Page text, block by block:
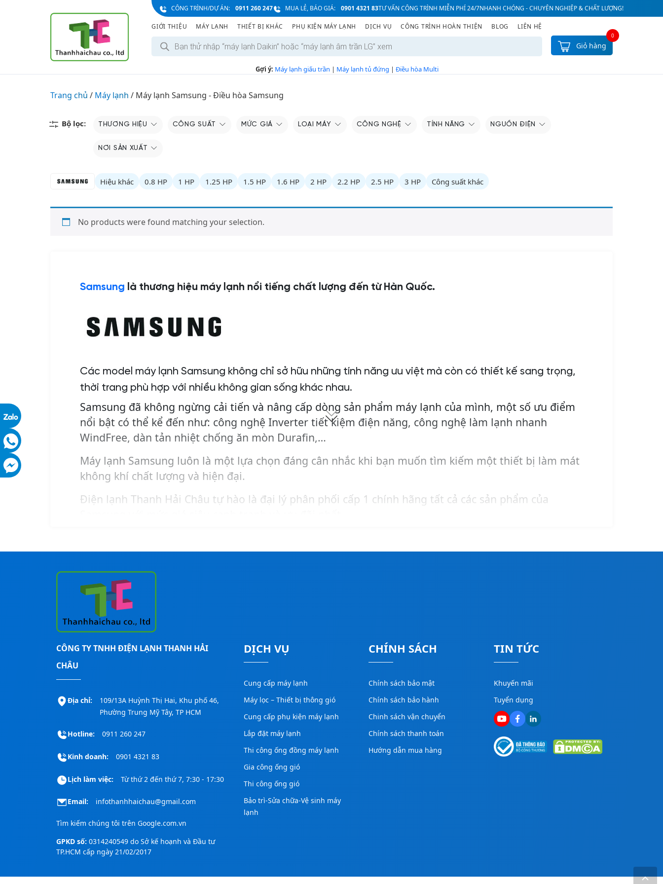
c
CÔNG TRÌNH/DỰ ÁN: 0911 260 247 MUA LẺ, BÁO GIÁ: 0901 4321 83TƯ VẤN CÔNG TRÌNH MIỄN PHÍ 24/7NHANH CHÓNG - CHUYÊN NGHIỆP & CHẤT LƯỢNG!
GIỚI THIỆU MÁY LẠNH THIẾT BỊ KHÁC PHỤ KIỆN MÁY LẠNH DỊCH VỤ CÔNG TRÌNH HOÀN THIỆN BLOG LIÊN HỆ
T
m
i
s
h
Gợi ý: Máy lạnh giấu trần | Máy lạnh tủ đứng | Điều hòa Multi
Giỏ hàng
0
Trang chủ / Máy lạnh / Máy lạnh Samsung - Điều hòa Samsung
Bộ lọc: THƯƠNG HIỆU CÔNG SUẤT MỨC GIÁ LOẠI MÁY CÔNG NGHỆ TÍNH NĂNG NGUỒN ĐIỆN
NƠI SẢN XUẤT
Hiệu khác 0.8 HP 1 HP 1.25 HP 1.5 HP 1.6 HP 2 HP 2.2 HP 2.5 HP 3 HP Công suất khác
No products were found matching your selection.
Samsung là thương hiệu máy lạnh nổi tiếng chất lượng đến từ Hàn Quốc.
Các model máy lạnh Samsung không chỉ sở hữu những tính năng ưu việt mà còn có thiết kế sang trọng,
thời trang phù hợp với nhiều không gian sống khác nhau.
Samsung đã không ngừng cải tiến và nâng cấp dòng sản phẩm máy lạnh của mình, một số ưu điểm
nổi bật có thể kể đến như: công nghệ Inverter tiết kiệm điện năng, công nghệ làm lạnh nhanh
WindFree, dàn tản nhiệt chống ăn mòn Durafin,…
Máy lạnh Samsung luôn là một lựa chọn đáng cân nhắc khi bạn muốn tìm kiếm một thiết bị làm mát
không khí chất lượng và hiện đại.
Điện lạnh Thanh Hải Châu tự hào là đại lý phân phối cấp 1 chính hãng tất cả các sản phẩm của
trình, bạn liên hệ ngay đến sốHotline:0911260247để được hỗ trợ nhanh nhất!
CÔNG TY TNHH ĐIỆN LẠNH THANH HẢI
CHÂU
Địa chỉ:
109/13A Huỳnh Thị Hai, Khu phố 46,
Phường Trung Mỹ Tây, TP HCM
Hotline: 0911 260 247
Kinh doanh: 0901 4321 83
Lịch làm việc: Từ thứ 2 đến thứ 7, 7:30 - 17:30
Email: infothanhhaichau@gmail.com
Tìm kiếm chúng tôi trên Google.com.vn
GPKD số: 0314240549 do Sở kế hoạnh và Đầu tư
TP.HCM cấp ngày 21/02/2017
DỊCH VỤ
Cung cấp máy lạnh
Máy lọc – Thiết bị thông gió
Cung cấp phụ kiện máy lạnh
Lắp đặt máy lạnh
Thi công ống đồng máy lạnh
Gia công ống gió
Thi công ống gió
Bảo trì-Sửa chữa-Vệ sinh máy
lạnh
CHÍNH SÁCH
Chính sách bảo mật
Chính sách bảo hành
Chinh sách vận chuyển
Chính sách thanh toán
Hướng dẫn mua hàng
TIN TỨC
Khuyến mãi
Tuyển dụng